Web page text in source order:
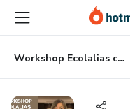
principal
página
de
página
Workshop Ecolalias con Sentido